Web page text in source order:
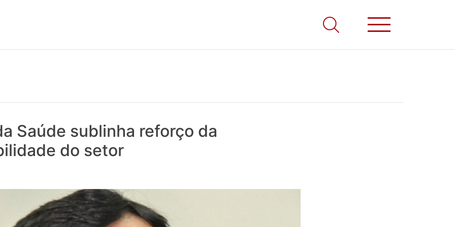
realmente contam! Tudo o que se passa na Saúde!
Saúde sublinha reforço da
do setor